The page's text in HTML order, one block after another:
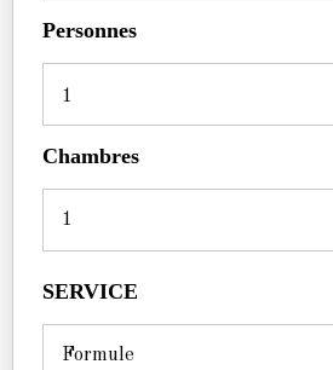
Personnes
1
Chambres
SERVICE